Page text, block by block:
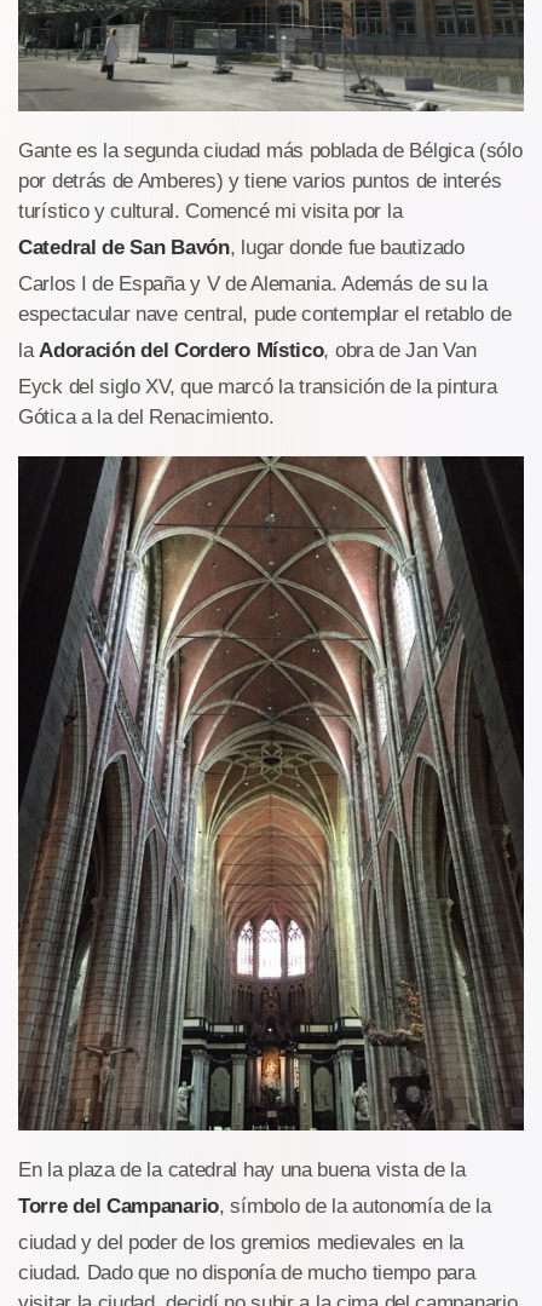
Gante es la segunda ciudad más poblada de Bélgica (sólo
por detrás de Amberes) y tiene varios puntos de interés
turístico y cultural. Comencé mi visita por la
Catedral de San Bavón, lugar donde fue bautizado
Carlos I de España y V de Alemania. Además de su la
espectacular nave central, pude contemplar el retablo de
la Adoración del Cordero Místico, obra de Jan Van
Eyck del siglo XV, que marcó la transición de la pintura
Gótica a la del Renacimiento.
En la plaza de la catedral hay una buena vista de la
Torre del Campanario, símbolo de la autonomía de la
ciudad y del poder de los gremios medievales en la
ciudad. Dado que no disponía de mucho tiempo para